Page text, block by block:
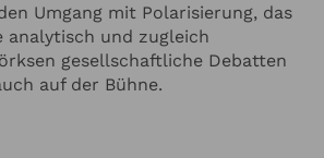
Umgang mit Polarisierung, das
analytisch und zugleich
gesellschaftliche Debatten
auf der Bühne.